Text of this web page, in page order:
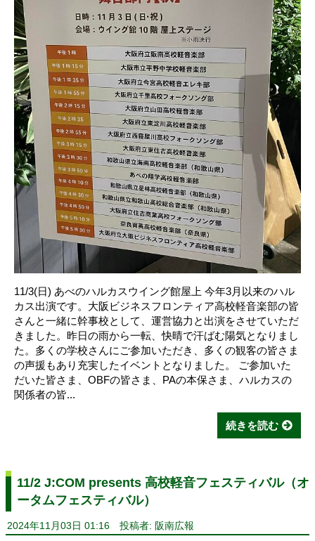
11/3(日) あべのハルカスウイング館屋上 今年3月以来のハル
カス出演です。大阪ビジネスフロンティア高校軽音楽部の皆
さんと一緒に幹事校として、運営協力と出演をさせていただ
きました。昨日の雨から一転、快晴で汗ばむ陽気となりまし
た。多くの学校さんにご参加いただき、多くの観客の皆さま
の声援もあり充実したイベントとなりました。 ご参加いた
だいた皆さま、OBFの皆さま、PAの本保さま、ハルカスの
関係者の皆...
続きを読む
11/2 J:COM presents 高校軽音フェスティバル（オ
ータムフェスティバル）
2024年11月03日 01:16 投稿者: 阪南広報